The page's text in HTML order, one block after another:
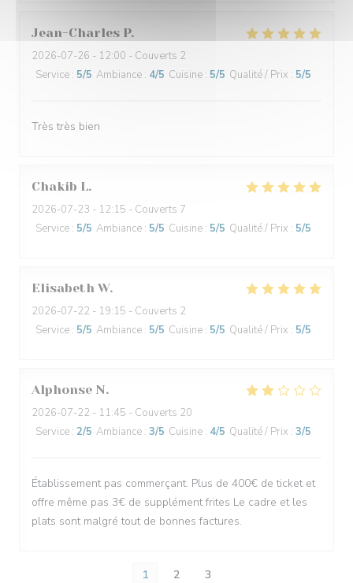
Jean-Charles P
2026-07-26 - 12:00 - Couverts 2
Service : 5/5 Ambiance : 4/5 Cuisine : 5/5 Qualité / Prix : 5/5
Très très bien
Chakib L
2026-07-23 - 12:15 - Couverts 7
Service : 5/5 Ambiance : 5/5 Cuisine : 5/5 Qualité / Prix : 5/5
Elisabeth W
2026-07-22 - 19:15 - Couverts 2
Service : 5/5 Ambiance : 5/5 Cuisine : 5/5 Qualité / Prix : 5/5
Alphonse N
2026-07-22 - 11:45 - Couverts 20
Service : 2/5 Ambiance : 3/5 Cuisine : 4/5 Qualité / Prix : 3/5
Établissement pas commerçant. Plus de 400€ de ticket et
offre même pas 3€ de supplément frites Le cadre et les
plats sont malgré tout de bonnes factures.
1 2 3